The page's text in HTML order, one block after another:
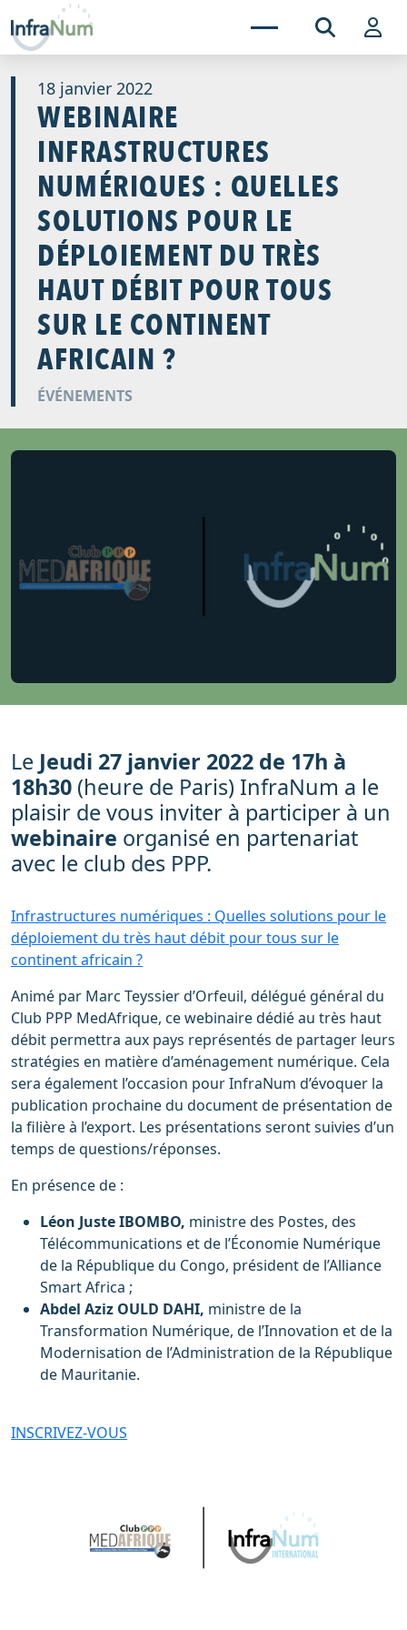
18 janvier 2022
WEBINAIRE
INFRASTRUCTURES
NUMÉRIQUES : QUELLES
SOLUTIONS POUR LE
DÉPLOIEMENT DU TRÈS
HAUT DÉBIT POUR TOUS
SUR LE CONTINENT
AFRICAIN ?
ÉVÉNEMENTS
Le Jeudi 27 janvier 2022 de 17h à
18h30 (heure de Paris) InfraNum a le
plaisir de vous inviter à participer à un
webinaire organisé en partenariat
avec le club des PPP.
Infrastructures numériques : Quelles solutions pour le
déploiement du très haut débit pour tous sur le
continent africain ?
Animé par Marc Teyssier d’Orfeuil, délégué général du
Club PPP MedAfrique, ce webinaire dédié au très haut
débit permettra aux pays représentés de partager leurs
stratégies en matière d’aménagement numérique. Cela
sera également l’occasion pour InfraNum d’évoquer la
publication prochaine du document de présentation de
la filière à l’export. Les présentations seront suivies d’un
temps de questions/réponses.
En présence de :
Léon Juste IBOMBO, ministre des Postes, des
Télécommunications et de l’Économie Numérique
de la République du Congo, président de l’Alliance
Smart Africa ;
Abdel Aziz OULD DAHI, ministre de la
Transformation Numérique, de l’Innovation et de la
Modernisation de l’Administration de la République
de Mauritanie.
INSCRIVEZ-VOUS